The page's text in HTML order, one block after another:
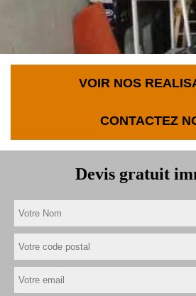
VOIR NOS
CONTACTEZ
Devis gratuit